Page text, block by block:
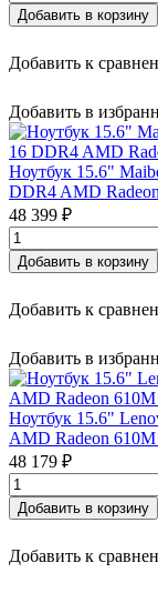
Добавить в корзину
Добавить к
Добавить в
Ноутбук 15.6"
DDR4 AMD
48 399 ₽
Добавить в корзину
Добавить к
Добавить в
Ноутбук 15.6"
AMD Radeon
48 179 ₽
Добавить в корзину
Добавить к